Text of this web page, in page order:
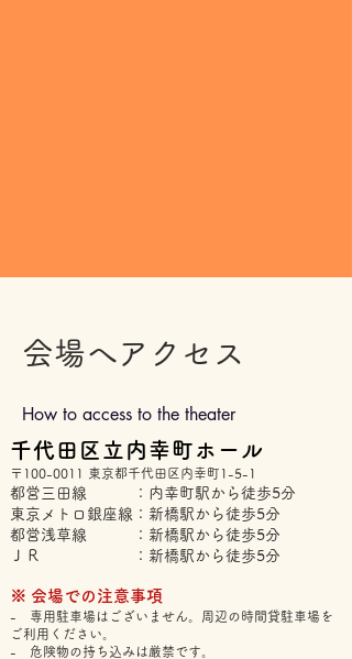
​会場へアクセス
How to access to the theater
千代田区立内幸町ホール
〒100-0011 東京都千代田区内幸町1-5-1
都営三田線 ：内幸町駅から徒歩5分
東京メトロ銀座線：新橋駅から徒歩5分
都営浅草線 ：新橋駅から徒歩5分
ＪＲ ：新橋駅から徒歩5分
※ 会場での注意事項
- 専用駐車場はございません。周辺の時間貸駐車場を
ご利用ください。
- 危険物の持ち込みは厳禁です。